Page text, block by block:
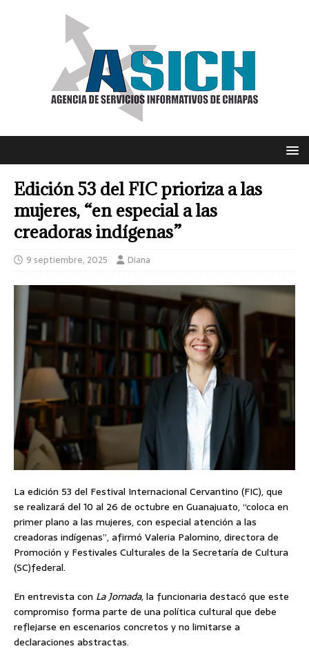
Edición 53 del FIC prioriza a las
mujeres, “en especial a las
creadoras indígenas”
9 septiembre, 2025 Diana
La edición 53 del Festival Internacional Cervantino (FIC), que
se realizará del 10 al 26 de octubre en Guanajuato, “coloca en
primer plano a las mujeres, con especial atención a las
creadoras indígenas”, afirmó Valeria Palomino, directora de
Promoción y Festivales Culturales de la Secretaría de Cultura
(SC)federal.
En entrevista con La Jornada,la funcionaria destacó que este
compromiso forma parte de una política cultural que debe
reflejarse en escenarios concretos y no limitarse a
declaraciones abstractas.